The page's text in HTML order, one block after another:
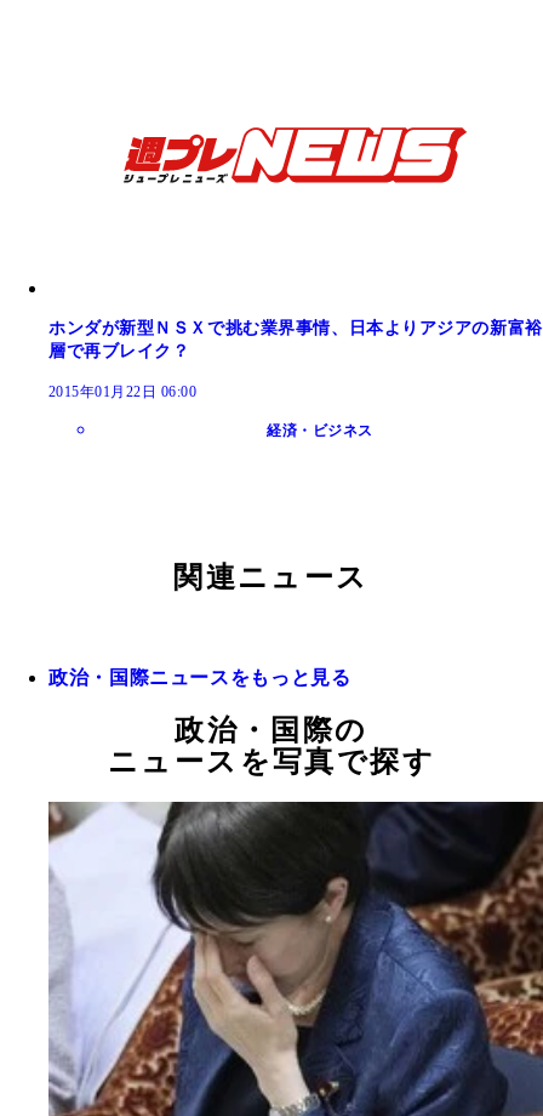
ホンダが新型ＮＳＸで挑む業界事情、日本よりアジアの新富裕
層で再ブレイク？
2015年01月22日 06:00
経済・ビジネス
関連ニュース
政治・国際ニュースをもっと見る
政治・国際の
ニュースを写真で探す